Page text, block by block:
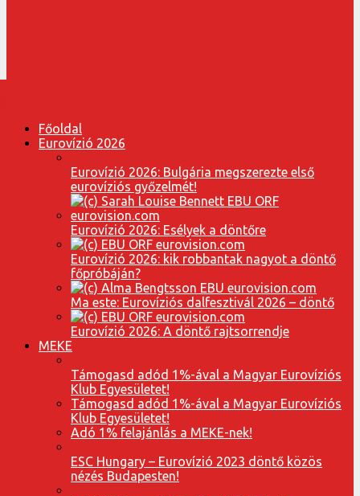
Főoldal
Eurovízió 2026
Eurovízió 2026: Bulgária megszerezte első
eurovíziós győzelmét!
Eurovízió 2026: Esélyek a döntőre
Eurovízió 2026: kik robbantak nagyot a döntő
főpróbáján?
Ma este: Eurovíziós dalfesztivál 2026 – döntő
Eurovízió 2026: A döntő rajtsorrendje
MEKE
Támogasd adód 1%-ával a Magyar Eurovíziós
Klub Egyesületet!
Támogasd adód 1%-ával a Magyar Eurovíziós
Klub Egyesületet!
Adó 1% felajánlás a MEKE-nek!
ESC Hungary – Eurovízió 2023 döntő közös
nézés Budapesten!